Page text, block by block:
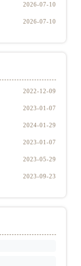
2026-07-10
2026-07-10
2022-12-09
2023-01-07
2024-01-29
2023-01-07
2023-05-29
2023-09-23